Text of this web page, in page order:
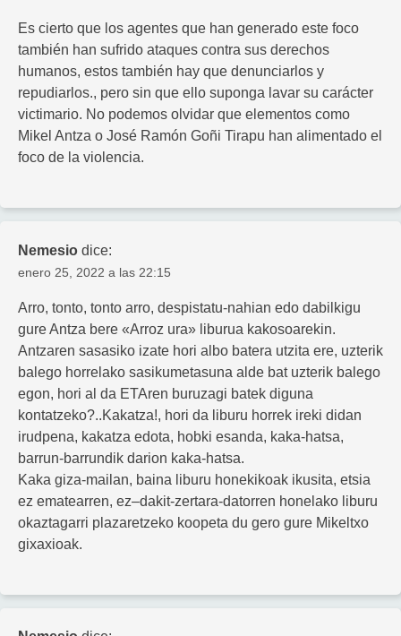
Es cierto que los agentes que han generado este foco
también han sufrido ataques contra sus derechos
humanos, estos también hay que denunciarlos y
repudiarlos., pero sin que ello suponga lavar su carácter
victimario. No podemos olvidar que elementos como
Mikel Antza o José Ramón Goñi Tirapu han alimentado el
foco de la violencia.
Nemesio dice:
enero 25, 2022 a las 22:15
Arro, tonto, tonto arro, despistatu-nahian edo dabilkigu
gure Antza bere «Arroz ura» liburua kakosoarekin.
Antzaren sasasiko izate hori albo batera utzita ere, uzterik
balego horrelako sasikumetasuna alde bat uzterik balego
egon, hori al da ETAren buruzagi batek diguna
kontatzeko?..Kakatza!, hori da liburu horrek ireki didan
irudpena, kakatza edota, hobki esanda, kaka-hatsa,
barrun-barrundik darion kaka-hatsa.
Kaka giza-mailan, baina liburu honekikoak ikusita, etsia
ez ematearren, ez–dakit-zertara-datorren honelako liburu
okaztagarri plazaretzeko koopeta du gero gure Mikeltxo
gixaxioak.